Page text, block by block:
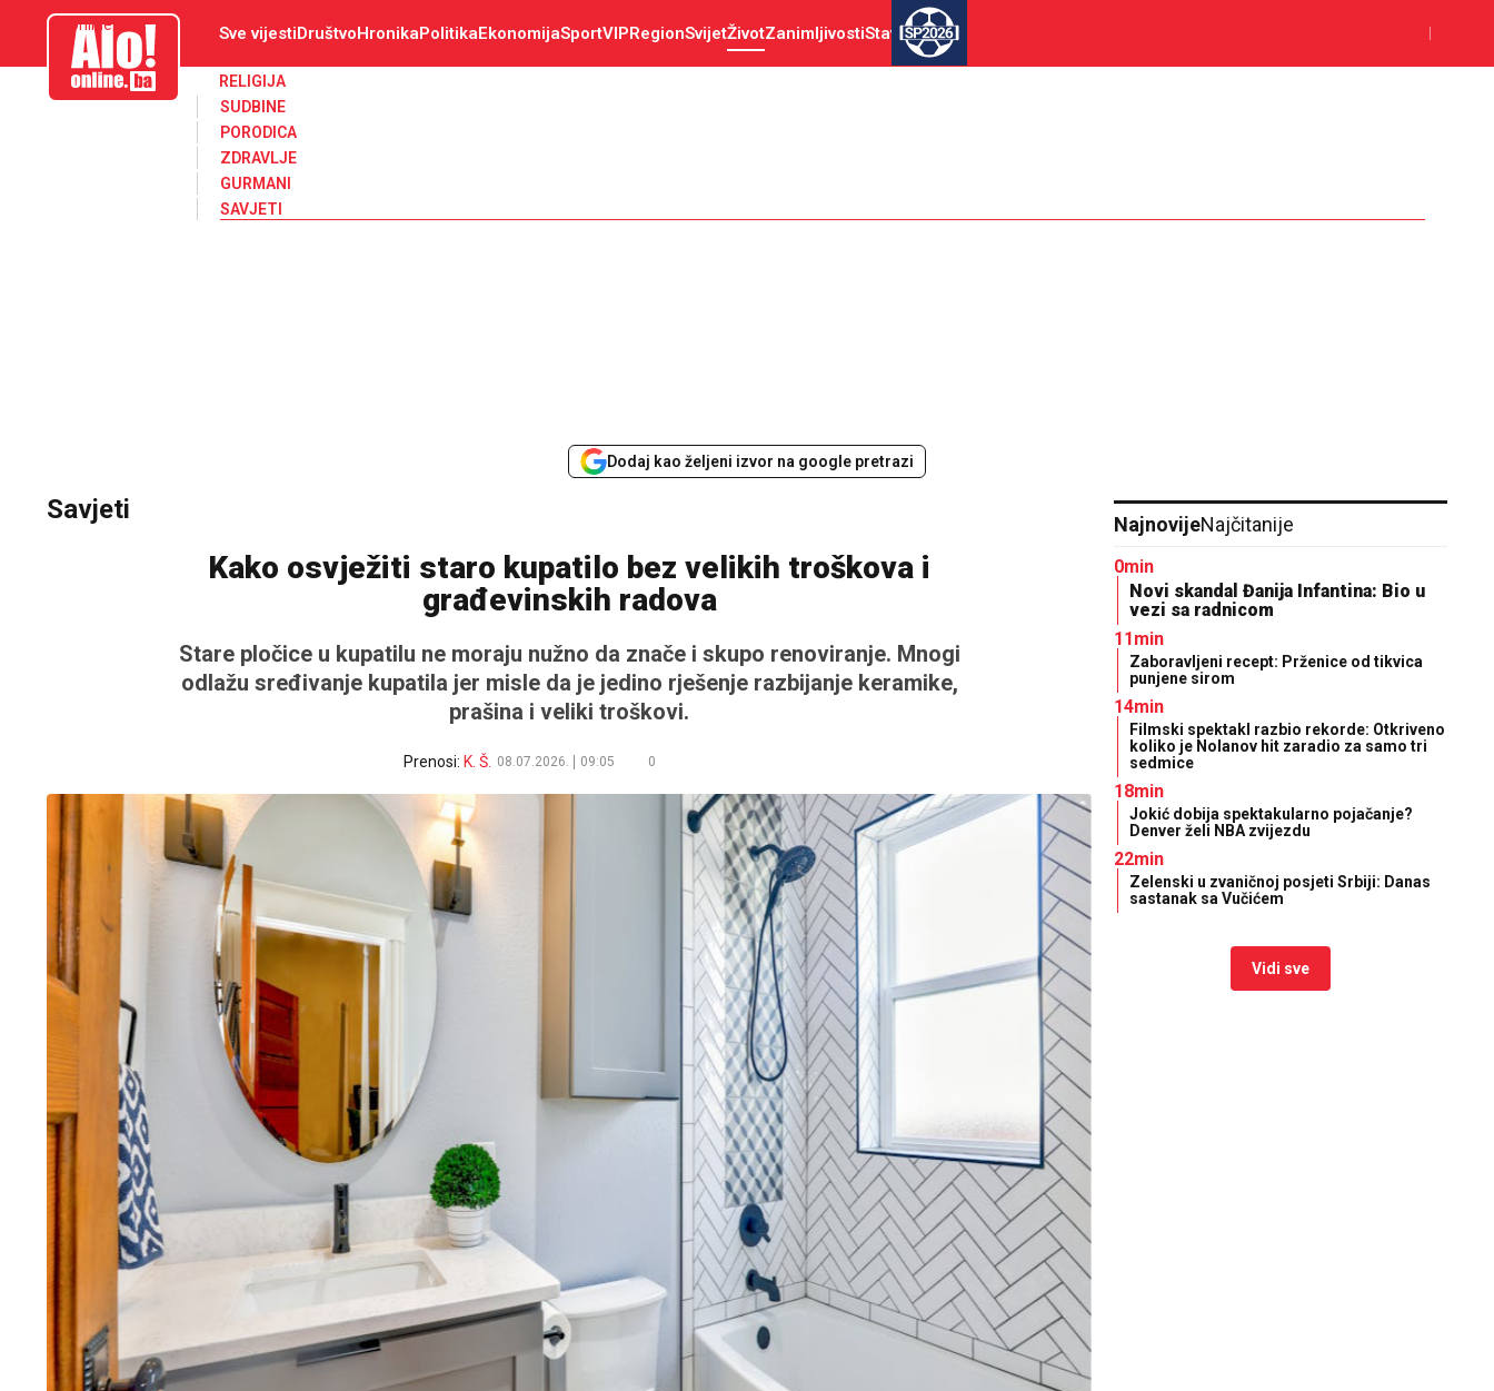
aloonline.ba Sve vijestiDruštvoHronikaPolitikaEkonomijaSportVIPRegionSvijetŽivotZanimljivostiStav SP2026
RELIGIJA
SUDBINE
PORODICA
ZDRAVLJE
GURMANI
SAVJETI
Dodaj kao željeni izvor na google pretrazi
Savjeti
Kako osvježiti staro kupatilo bez velikih troškova i
građevinskih radova
Stare pločice u kupatilu ne moraju nužno da znače i skupo renoviranje. Mnogi
odlažu sređivanje kupatila jer misle da je jedino rješenje razbijanje keramike,
prašina i veliki troškovi.
Prenosi: K. Š. 08.07.2026. 09:05 0
NajnovijeNajčitanije
0min
Novi skandal Đanija Infantina: Bio u
vezi sa radnicom
11min
Zaboravljeni recept: Prženice od tikvica
punjene sirom
14min
Filmski spektakl razbio rekorde: Otkriveno
koliko je Nolanov hit zaradio za samo tri
sedmice
18min
Jokić dobija spektakularno pojačanje?
Denver želi NBA zvijezdu
22min
Zelenski u zvaničnoj posjeti Srbiji: Danas
sastanak sa Vučićem
Vidi sve